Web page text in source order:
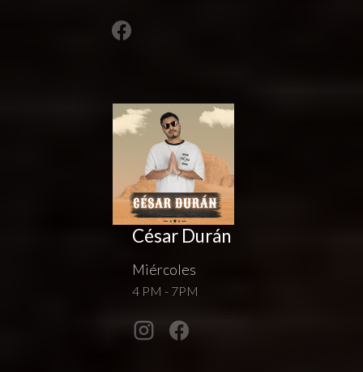
César Durán
Miércoles
4 PM - 7PM